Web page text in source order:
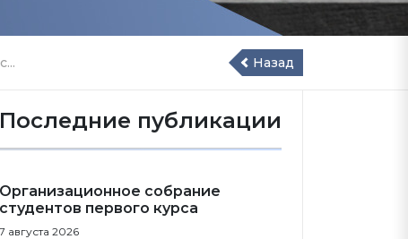
Назад
Последние публикации
Организационное собрание
студентов первого курса
7 августа 2026